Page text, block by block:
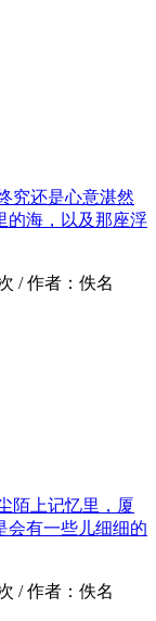
究还是心意湛然
的海，以及那座浮
/作者： 佚名
陌上记忆里，厦
会有一些儿细细的
/作者： 佚名